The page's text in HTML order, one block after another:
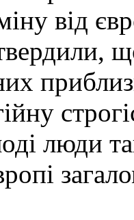
від
люди